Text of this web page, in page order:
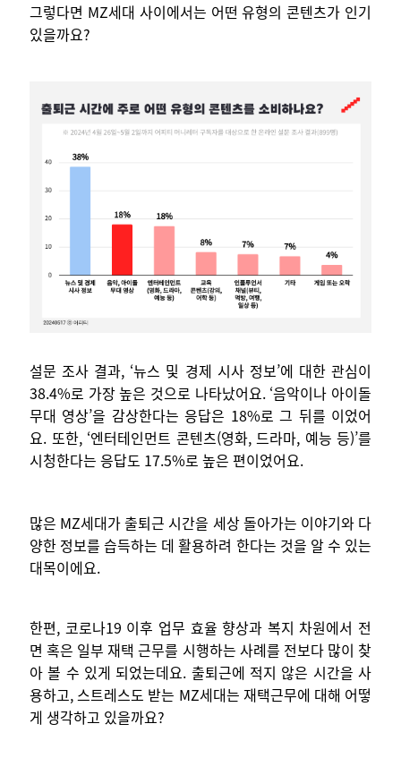
그렇다면 MZ세대 사이에서는 어떤 유형의 콘텐츠가 인기
있을까요?
설문 조사 결과, ‘뉴스 및 경제 시사 정보’에 대한 관심이
38.4%로 가장 높은 것으로 나타났어요. ‘음악이나 아이돌
무대 영상’을 감상한다는 응답은 18%로 그 뒤를 이었어
요. 또한, ‘엔터테인먼트 콘텐츠(영화, 드라마, 예능 등)’를
시청한다는 응답도 17.5%로 높은 편이었어요.
많은 MZ세대가 출퇴근 시간을 세상 돌아가는 이야기와 다
양한 정보를 습득하는 데 활용하려 한다는 것을 알 수 있는
대목이에요.
한편, 코로나19 이후 업무 효율 향상과 복지 차원에서 전
면 혹은 일부 재택 근무를 시행하는 사례를 전보다 많이 찾
아 볼 수 있게 되었는데요. 출퇴근에 적지 않은 시간을 사
용하고, 스트레스도 받는 MZ세대는 재택근무에 대해 어떻
게 생각하고 있을까요?